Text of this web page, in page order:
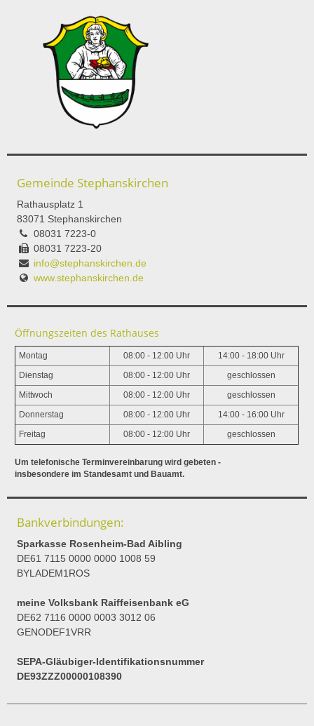
Gemeinde Stephanskirchen
Rathausplatz 1
83071 Stephanskirchen
08031 7223-0
08031 7223-20
info@stephanskirchen.de
www.stephanskirchen.de
Öffnungszeiten des Rathauses
Montag 08:00 - 12:00 Uhr 14:00 - 18:00 Uhr
Dienstag 08:00 - 12:00 Uhr geschlossen
Mittwoch 08:00 - 12:00 Uhr geschlossen
Donnerstag 08:00 - 12:00 Uhr 14:00 - 16:00 Uhr
Freitag 08:00 - 12:00 Uhr geschlossen
Um telefonische Terminvereinbarung wird gebeten -
insbesondere im Standesamt und Bauamt.
Bankverbindungen:
Sparkasse Rosenheim-Bad Aibling
DE61 7115 0000 0000 1008 59
BYLADEM1ROS
meine Volksbank Raiffeisenbank eG
DE62 7116 0000 0003 3012 06
GENODEF1VRR
SEPA-Gläubiger-Identifikationsnummer
DE93ZZZ00000108390